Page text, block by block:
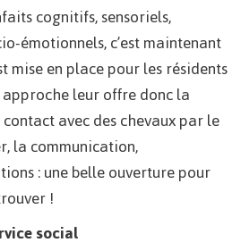
cognitifs, sensoriels,
émotionnels, c’est maintenant
mise en place pour les résidents
leur offre donc la
avec des chevaux par le
la communication,
: une belle ouverture pour
!
social